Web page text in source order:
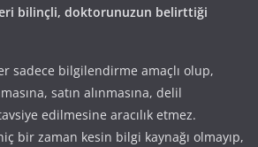
bilinçli, doktorunuzun belirttiği
sadece bilgilendirme amaçlı olup,
satın alınmasına, delil
edilmesine aracılık etmez.
bir zaman kesin bilgi kaynağı olmayıp,